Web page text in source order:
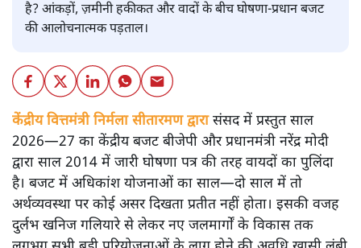
है? आंकड़ों, ज़मीनी हकीकत और वादों के बीच घोषणा-प्रधान बजट
की आलोचनात्मक पड़ताल।
केंद्रीय वित्तमंत्री निर्मला सीतारमण द्वारासंसद में प्रस्तुत साल
2026—27 का केंद्रीय बजट बीजेपी और प्रधानमंत्री नरेंद्र मोदी
द्वारा साल 2014 में जारी घोषणा पत्र की तरह वायदों का पुलिंदा
है। बजट में अधिकांश योजनाओं का साल—दो साल में तो
अर्थव्यवस्था पर कोई असर दिखता प्रतीत नहीं होता। इसकी वजह
दुर्लभ खनिज गलियारे से लेकर नए जलमार्गों के विकास तक